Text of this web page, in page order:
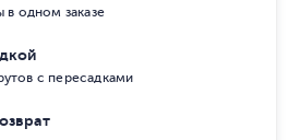
в одном заказе
с пересадками